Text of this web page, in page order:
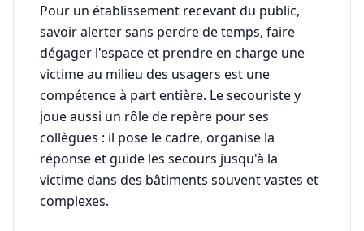
Pour un établissement recevant du public,
savoir alerter sans perdre de temps, faire
dégager l'espace et prendre en charge une
victime au milieu des usagers est une
compétence à part entière. Le secouriste y
joue aussi un rôle de repère pour ses
collègues : il pose le cadre, organise la
réponse et guide les secours jusqu'à la
victime dans des bâtiments souvent vastes et
complexes.